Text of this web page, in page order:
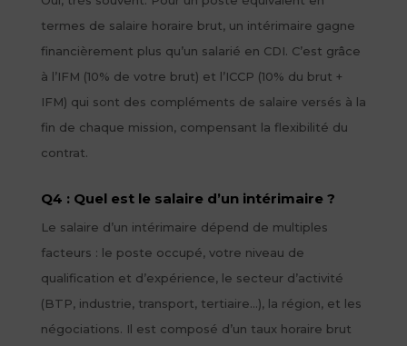
termes de salaire horaire brut, un intérimaire gagne
financièrement plus qu’un salarié en CDI. C’est grâce
à l’IFM (10% de votre brut) et l’ICCP (10% du brut +
IFM) qui sont des compléments de salaire versés à la
fin de chaque mission, compensant la flexibilité du
contrat.
Q4 : Quel est le salaire d’un intérimaire ?
Le salaire d’un intérimaire dépend de multiples
facteurs : le poste occupé, votre niveau de
qualification et d’expérience, le secteur d’activité
(BTP, industrie, transport, tertiaire…), la région, et les
négociations. Il est composé d’un taux horaire brut